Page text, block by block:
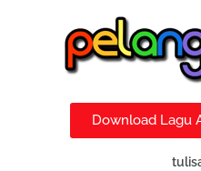
Download Lagu